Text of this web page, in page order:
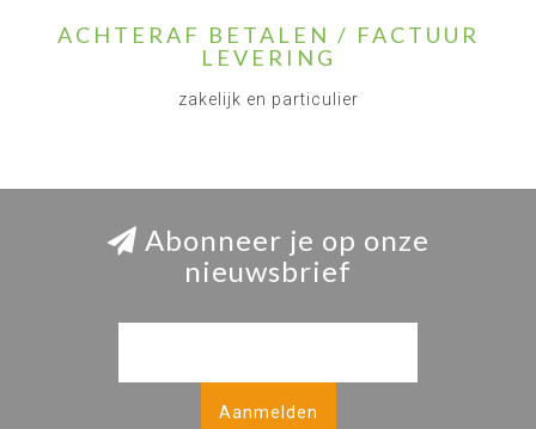
ACHTERAF BETALEN / FACTUUR
LEVERING
zakelijk en particulier
Abonneer je op onze
nieuwsbrief
Aanmelden